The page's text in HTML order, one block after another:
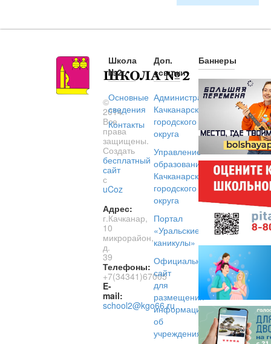
©
2014.
Все
права
защищены.
Создать
бесплатный
сайт
с
uCoz
Адрес:
г.Качканар,
10
микрорайон,
д.
39
Телефоны:
+7(34341)67005
E-
mail:
school2@kgo66.ru
Школа
№2
Основные
сведения
Контакты
Доп.
ссылки
Администрация
Качканарского
городского
округа
Управление
образованием
Качканарского
городского
округа
Портал
«Уральские
каникулы»
Официальный
сайт
для
размещения
информации
об
учреждениях
Баннеры